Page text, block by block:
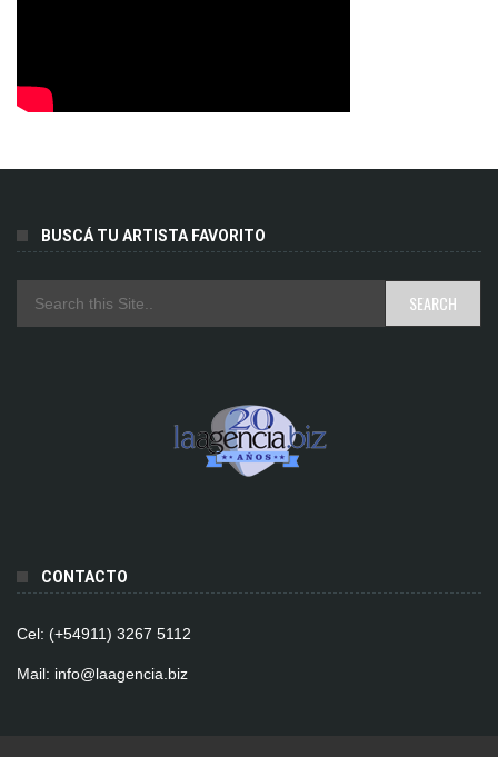
BUSCÁ TU ARTISTA FAVORITO
CONTACTO
Cel: (+54911) 3267 5112
Mail: info@laagencia.biz